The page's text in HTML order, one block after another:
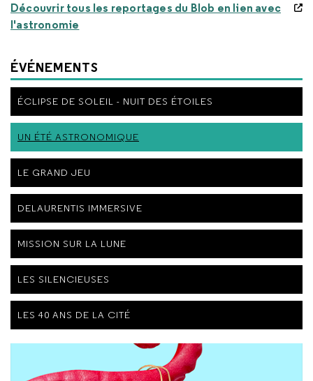
Découvrir tous les reportages du Blob en lien avec
l'astronomie
ÉVÉNEMENTS
ÉCLIPSE DE SOLEIL - NUIT DES ÉTOILES
UN ÉTÉ ASTRONOMIQUE
LE GRAND JEU
DELAURENTIS IMMERSIVE
MISSION SUR LA LUNE
LES SILENCIEUSES
LES 40 ANS DE LA CITÉ